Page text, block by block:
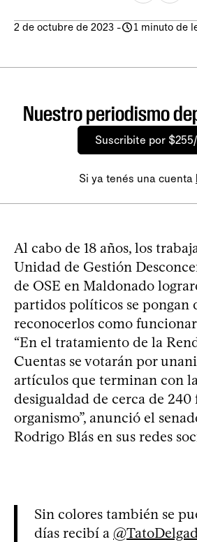
2 de octubre de 2023 - 1 minuto de
Nuestro periodismo
Suscribite por
Si ya tenés una cuenta
Al cabo de 18 años, los
Unidad de Gestión
de OSE en Maldonado
partidos políticos se pongan
reconocerlos como
“En el tratamiento de la
Cuentas se votarán por
artículos que terminan con
desigualdad de cerca de
organismo”, anunció el
Rodrigo Blás en sus redes
Sin colores también se
días recibí a